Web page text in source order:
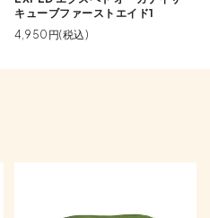
キューブファーストエイド1
4,950円(税込)